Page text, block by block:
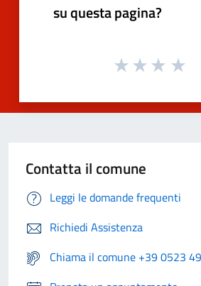
su questa pagina?
Contatta il comune
Leggi le domande frequenti
Richiedi Assistenza
Chiama il comune +39 0523